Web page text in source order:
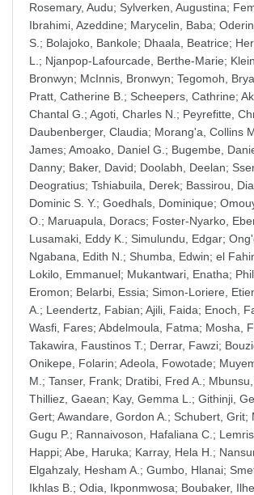
Rosemary, Audu; Sylverken, Augustina;
Ibrahimi, Azeddine; Marycelin, Baba;
S. ; Bolajoko, Bankole; Dhaala, Beatrice;
L. ; Njanpop-Lafourcade, Berthe-Marie;
Bronwyn; McInnis, Bronwyn; Tegomoh,
Pratt, Catherine B. ; Scheepers, Cathrine;
Chantal G. ; Agoti, Charles N. ; Peyrefitte,
Daubenberger, Claudia; Morang'a, Collins
James; Amoako, Daniel G. ; Bugembe,
Danny; Baker, David; Doolabh, Deelan;
Deogratius; Tshiabuila, Derek; Bassirou,
Dominic S. Y.; Goedhals, Dominique;
O. ; Maruapula, Doracs; Foster-Nyarko,
Lusamaki, Eddy K. ; Simulundu, Edgar;
Ngabana, Edith N. ; Shumba, Edwin; el
Lokilo, Emmanuel; Mukantwari, Enatha;
Eromon; Belarbi, Essia; Simon-Loriere,
A. ; Leendertz, Fabian; Ajili, Faida; Enoch,
Wasfi, Fares; Abdelmoula, Fatma; Mosha,
Takawira, Faustinos T.; Derrar, Fawzi;
Onikepe, Folarin; Adeola, Fowotade;
M. ; Tanser, Frank; Dratibi, Fred A. ;
Thilliez, Gaean; Kay, Gemma L. ; Githinji,
Gert; Awandare, Gordon A. ; Schubert, Grit;
Gugu P.; Rannaivoson, Hafaliana C. ;
Happi; Abe, Haruka; Karray, Hela H. ;
Elgahzaly, Hesham A. ; Gumbo, Hlanai;
Ikhlas B. ; Odia, Ikponmwosa; Boubaker,